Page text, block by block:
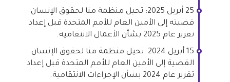
25 أبريل 2025: تحيل منظمة منا لحقوق الإنسان
قضيته إلى الأمين العام للأمم المتحدة قبل إعداد
تقرير عام 2025 بشأن الأعمال الانتقامية.
15 أبريل 2024: تحيل منظمة منا لحقوق الإنسان
القضية إلى الأمين العام للأمم المتحدة قبل إعداد
تقرير عام 2024 بشأن الإجراءات الانتقامية.